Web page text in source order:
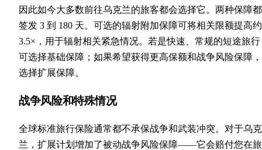
因此如今大多数前往乌克兰的旅客都会选择它。两种保障
签发 3 到 180 天。可选的辐射附加保障可将相关限额提高约
3.5×，用于辐射相关紧急情况。若是快速、常规的短途旅行
可选择基础保障；如果希望获得更高保额和战争风险保障
选择扩展保障。
战争风险和特殊情况
全球标准旅行保险通常都不承保战争和武装冲突。对于乌克
兰，扩展计划增加了被动战争风险保障——它会赔付您在